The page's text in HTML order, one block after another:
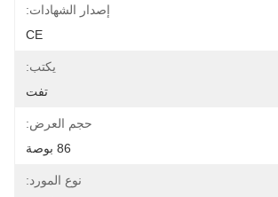
إصدار الشهادات:
CE
يكتب:
تفت
حجم العرض:
86 بوصة
نوع المورد: